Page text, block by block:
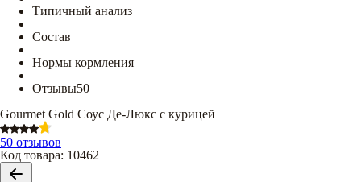
Типичный анализ
Состав
Нормы кормления
Отзывы50
Gourmet Gold Соус Де-Люкс с курицей
50 отзывов
Код товара: 10462